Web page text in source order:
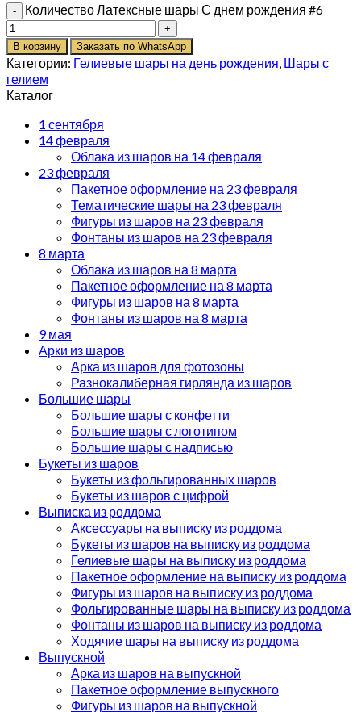
Количество Латексные шары С днем рождения #6
В корзину Заказать по WhatsApp
Категории: Гелиевые шары на день рождения Шары с
гелием
Каталог
1 сентября
14 февраля
Облака из шаров на 14 февраля
23 февраля
Пакетное оформление на 23 февраля
Тематические шары на 23 февраля
Фигуры из шаров на 23 февраля
Фонтаны из шаров на 23 февраля
8 марта
Облака из шаров на 8 марта
Пакетное оформление на 8 марта
Фигуры из шаров на 8 марта
Фонтаны из шаров на 8 марта
9 мая
Арки из шаров
Арка из шаров для фотозоны
Разнокалиберная гирлянда из шаров
Большие шары
Большие шары с конфетти
Большие шары с логотипом
Большие шары с надписью
Букеты из шаров
Букеты из фольгированных шаров
Букеты из шаров с цифрой
Выписка из роддома
Аксессуары на выписку из роддома
Букеты из шаров на выписку из роддома
Гелиевые шары на выписку из роддома
Пакетное оформление на выписку из роддома
Фигуры из шаров на выписку из роддома
Фольгированные шары на выписку из роддома
Фонтаны из шаров на выписку из роддома
Ходячие шары на выписку из роддома
Выпускной
Арка из шаров на выпускной
Пакетное оформление выпускного
Фигуры из шаров на выпускной